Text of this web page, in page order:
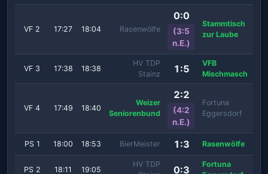
VF 2 17:27 18:04 Rasenwölfe
0:0
(3:5
n.E.)
Stammtisch
zur Laube
VF 3 17:38 18:38
HV TDP
Stainz
1:5
VFB
Mischmasch
VF 4 17:49 18:40
Weizer
Seniorenbund
2:2
(4:2
n.E.)
Fortuna
Eggersdorf
PS 1 18:00 18:53 BierMeister 1:3 Rasenwölfe
PS 2 18:11 19:05
HV TDP
0:3
Fortuna